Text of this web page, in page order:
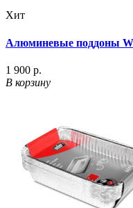
Хит
Алюминевые поддоны
1 900 р.
В корзину